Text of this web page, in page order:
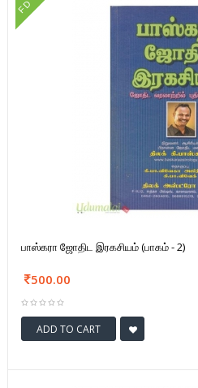
FD
பாஸ்கரா ஜோதிட இரகசியம் (பாகம் - 2)
500.00
ADD TO CART